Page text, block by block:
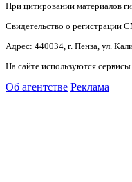
При цитировании материалов
Свидетельство о
Адрес: 440034, г. Пенза, ул.
На сайте используются
Об агентстве Реклама